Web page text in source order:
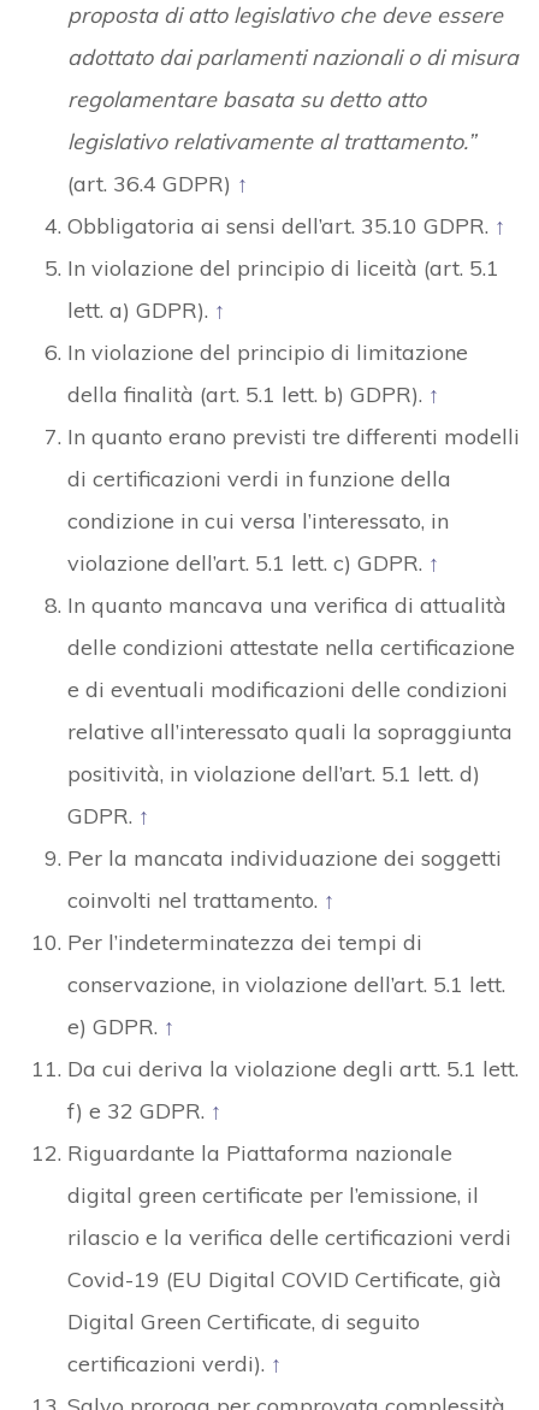
proposta di atto legislativo che deve essere
adottato dai parlamenti nazionali o di misura
regolamentare basata su detto atto
legislativo relativamente al trattamento.”
(art. 36.4 GDPR) ↑
Obbligatoria ai sensi dell’art. 35.10 GDPR. ↑
In violazione del principio di liceità (art. 5.1
lett. a) GDPR). ↑
In violazione del principio di limitazione
della finalità (art. 5.1 lett. b) GDPR). ↑
In quanto erano previsti tre differenti modelli
di certificazioni verdi in funzione della
condizione in cui versa l’interessato, in
violazione dell’art. 5.1 lett. c) GDPR. ↑
In quanto mancava una verifica di attualità
delle condizioni attestate nella certificazione
e di eventuali modificazioni delle condizioni
relative all’interessato quali la sopraggiunta
positività, in violazione dell’art. 5.1 lett. d)
GDPR. ↑
Per la mancata individuazione dei soggetti
coinvolti nel trattamento. ↑
Per l’indeterminatezza dei tempi di
conservazione, in violazione dell’art. 5.1 lett.
e) GDPR. ↑
Da cui deriva la violazione degli artt. 5.1 lett.
f) e 32 GDPR. ↑
Riguardante la Piattaforma nazionale
digital green certificate per l’emissione, il
rilascio e la verifica delle certificazioni verdi
Covid-19 (EU Digital COVID Certificate, già
Digital Green Certificate, di seguito
certificazioni verdi). ↑